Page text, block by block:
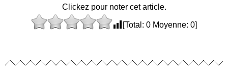
Clickez pour noter cet article.
[Total: 0 Moyenne: 0]